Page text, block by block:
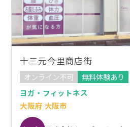
十三元今里商店街
オンライン不可
無料体験あり
ヨガ・フィットネス
大阪府 大阪市